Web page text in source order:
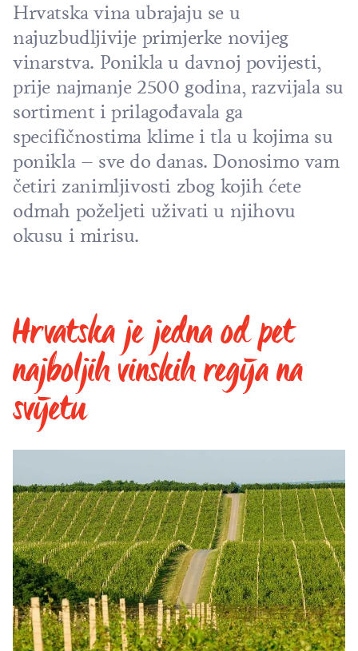
Hrvatska vina ubrajaju se u
najuzbudljivije primjerke novijeg
vinarstva. Ponikla u davnoj povijesti,
prije najmanje 2500 godina, razvijala su
sortiment i prilagođavala ga
specifičnostima klime i tla u kojima su
ponikla – sve do danas. Donosimo vam
četiri zanimljivosti zbog kojih ćete
odmah poželjeti uživati u njihovu
okusu i mirisu.
Hrvatska je jedna od pet
najboljih vinskih regija na
svijetu